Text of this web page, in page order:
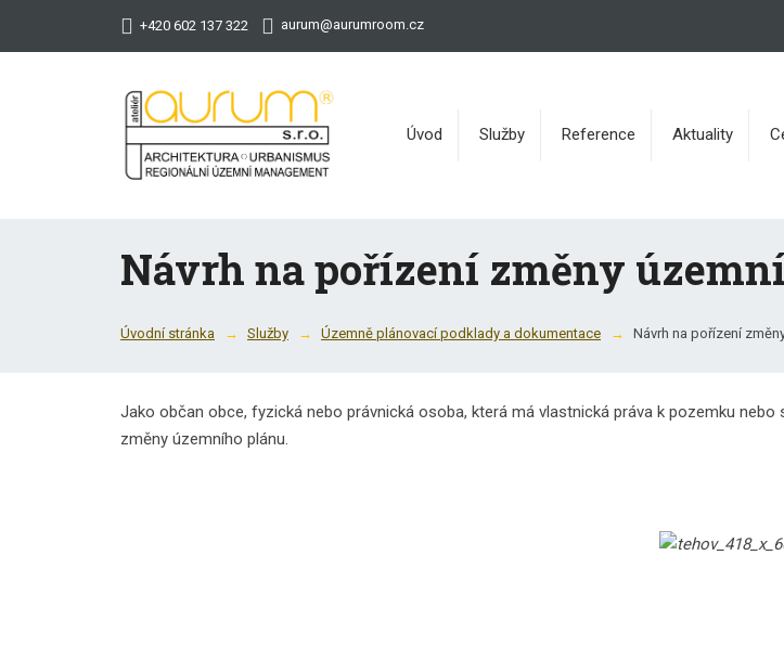
+420 602 137 322 aurum@aurumroom.cz
Úvod Služby Reference Aktuality
Návrh na pořízení změny
Úvodní stránka Služby Územně plánovací podklady a dokumentace Návrh na pořízení
Jako občan obce, fyzická nebo právnická osoba, která má vlastnická práva k pozemku
změny územního plánu.